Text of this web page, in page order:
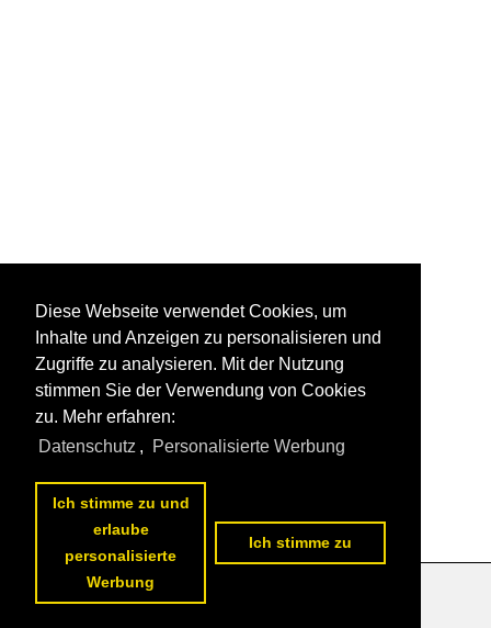
Datenschutzerklärung
Diese Webseite verwendet Cookies, um
Inhalte und Anzeigen zu personalisieren und
Zugriffe zu analysieren. Mit der Nutzung
stimmen Sie der Verwendung von Cookies
zu. Mehr erfahren:
Datenschutz , Personalisierte Werbung
Ich stimme zu und
erlaube
personalisierte
Werbung
Ich stimme zu